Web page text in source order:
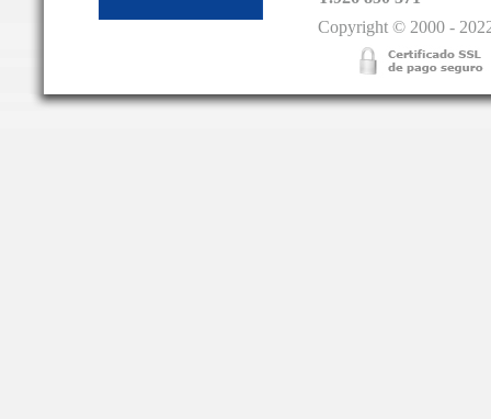
Copyright © 2000 -